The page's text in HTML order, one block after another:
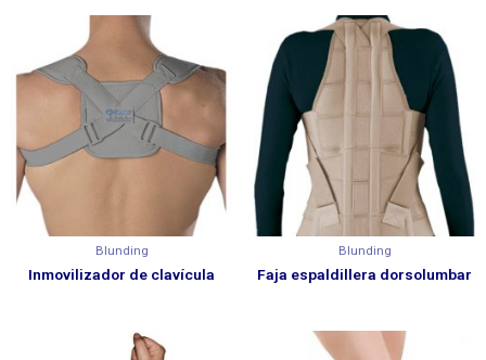
Blunding
Inmovilizador de clavícula
Blunding
Faja espaldillera dorsolumbar